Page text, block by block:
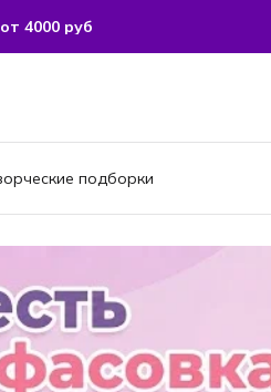
4000 руб
4000 руб
подборки